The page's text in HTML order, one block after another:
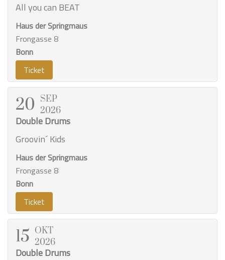
All you can BEAT
Haus der Springmaus
Frongasse 8
Bonn
Ticket
20 SEP
2026
Double Drums
Groovin´ Kids
Haus der Springmaus
Frongasse 8
Bonn
Ticket
15 OKT
2026
Double Drums